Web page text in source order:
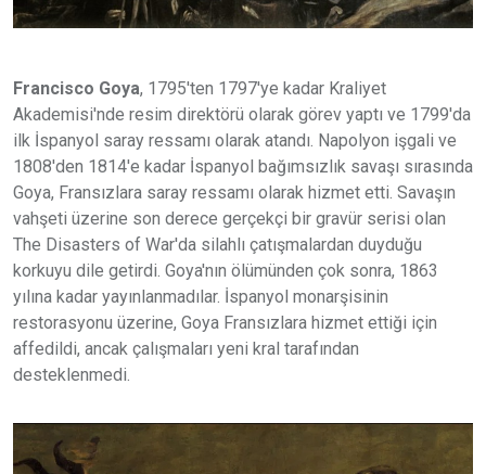
Francisco Goya, 1795'ten 1797'ye kadar Kraliyet
Akademisi'nde resim direktörü olarak görev yaptı ve 1799'da
ilk İspanyol saray ressamı olarak atandı. Napolyon işgali ve
1808'den 1814'e kadar İspanyol bağımsızlık savaşı sırasında
Goya, Fransızlara saray ressamı olarak hizmet etti. Savaşın
vahşeti üzerine son derece gerçekçi bir gravür serisi olan
The Disasters of War'da silahlı çatışmalardan duyduğu
korkuyu dile getirdi. Goya'nın ölümünden çok sonra, 1863
yılına kadar yayınlanmadılar. İspanyol monarşisinin
restorasyonu üzerine, Goya Fransızlara hizmet ettiği için
affedildi, ancak çalışmaları yeni kral tarafından
desteklenmedi.